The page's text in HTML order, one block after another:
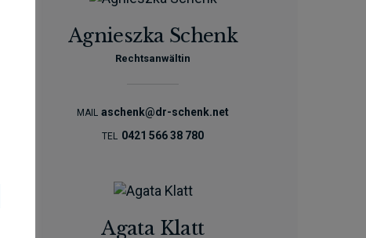
Agnieszka Schenk
Rechtsanwältin
MAIL aschenk@dr-schenk.net
TEL 0421 566 38 780
Agata Klatt